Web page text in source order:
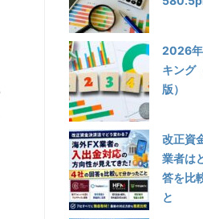
2026年
キング
版）
改正資
業者は
答を比
と